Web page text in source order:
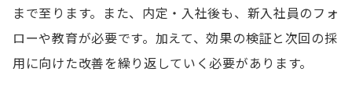
まで至ります。また、内定・入社後も、新入社員のフォ
ローや教育が必要です。加えて、効果の検証と次回の採
用に向けた改善を繰り返していく必要があります。